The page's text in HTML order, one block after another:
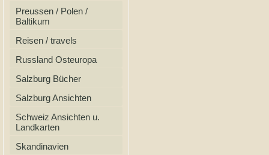
Preussen / Polen /
Baltikum
Reisen / travels
Russland Osteuropa
Salzburg Bücher
Salzburg Ansichten
Schweiz Ansichten u.
Landkarten
Skandinavien